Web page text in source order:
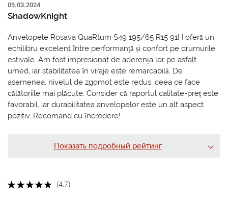
09.03.2024
ShadowKnight
Anvelopele Rosava QuaRtum S49 195/65 R15 91H oferă un
echilibru excelent între performanță și confort pe drumurile
estivale. Am fost impresionat de aderența lor pe asfalt
umed, iar stabilitatea în viraje este remarcabilă. De
asemenea, nivelul de zgomot este redus, ceea ce face
călătoriile mai plăcute. Consider că raportul calitate-preț este
favorabil, iar durabilitatea anvelopelor este un alt aspect
pozitiv. Recomand cu încredere!
Показать подробный рейтинг
(4.7)